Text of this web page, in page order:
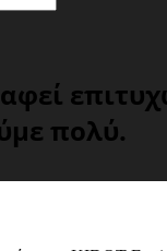
πολύ.